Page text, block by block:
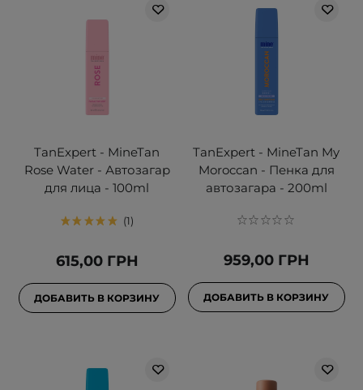
TanExpert - MineTan
Rose Water - Автозагар
для лица - 100ml
1
615,00 ГРН
ДОБАВИТЬ В КОРЗИНУ
TanExpert - MineTan My
Moroccan - Пенка для
автозагара - 200ml
959,00 ГРН
ДОБАВИТЬ В КОРЗИНУ